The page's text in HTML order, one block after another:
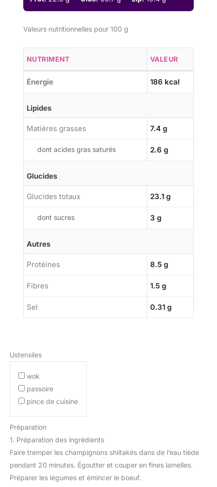
Valeurs nutritionnelles pour 100 g
NUTRIMENT VALEUR
Énergie 186 kcal
Lipides
Matières grasses 7.4 g
dont acides gras saturés 2.6 g
Glucides
Glucides totaux 23.1 g
dont sucres 3 g
Autres
Protéines 8.5 g
Fibres 1.5 g
Sel 0.31 g
Ustensiles
wok
passoire
pince de cuisine
Préparation
1. Préparation des ingrédients
Faire tremper les champignons shiitakés dans de l’eau tiède
pendant 20 minutes. Égoutter et couper en fines lamelles.
Préparer les légumes et émincer le boeuf.